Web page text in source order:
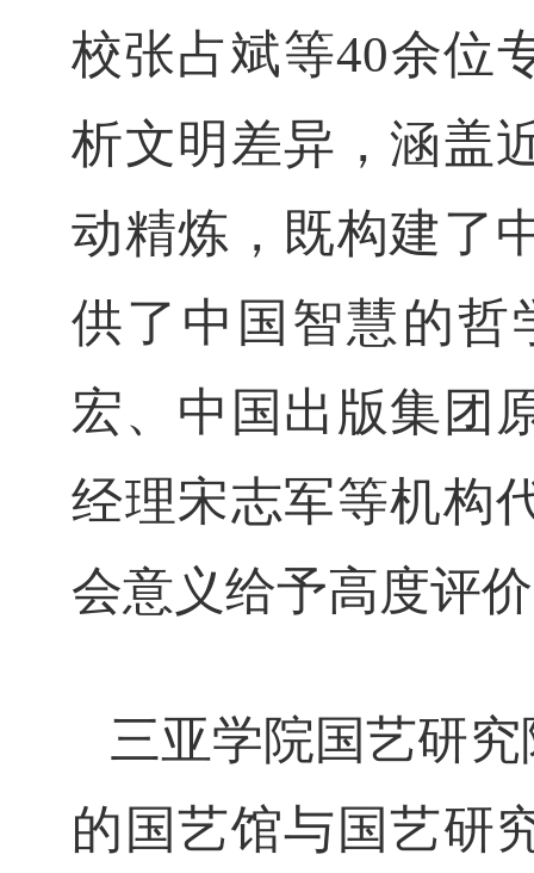
校张占斌等40余位
析文明差异，涵盖
动精炼，既构建了
供了中国智慧的哲
宏、中国出版集团
经理宋志军等机构
会意义给予高度评
三亚学院国艺研
的 国艺馆与国艺研